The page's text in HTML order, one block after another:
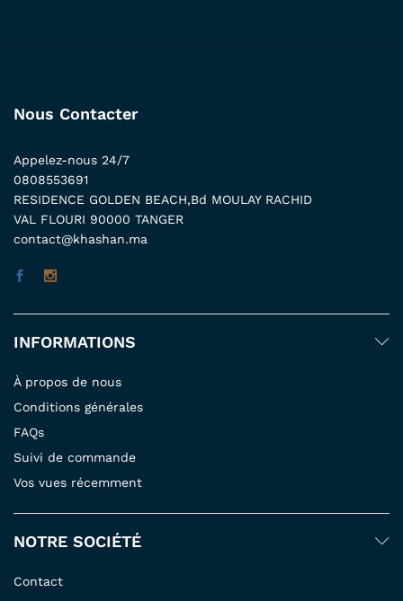
Nous Contacter
Appelez-nous 24/7
0808553691
RESIDENCE GOLDEN BEACH,Bd MOULAY RACHID
VAL FLOURI 90000 TANGER
contact@khashan.ma
INFORMATIONS
À propos de nous
Conditions générales
FAQs
Suivi de commande
Vos vues récemment
NOTRE SOCIÉTÉ
Contact